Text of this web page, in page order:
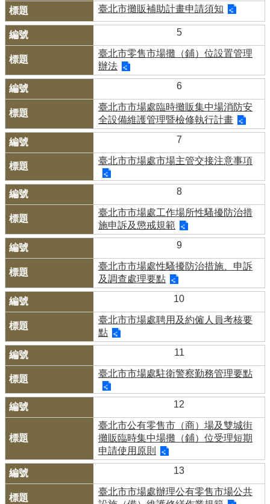
臺北市攤販補助計畫申請須知
5
臺北市零售市場攤（鋪）位設置管理
辦法
6
臺北市市場處臨時攤販集中場消防安
全設備維護管理暨檢修執行計畫
7
臺北市市場處市場主管交接注意事項
8
臺北市市場處工作場所性騷擾防治措
施申訴及懲戒規範
9
臺北市市場處性騷擾防治措施、申訴
及調查處理要點
10
臺北市市場處聘用及約僱人員考核要
點
11
臺北市市場處駐衛警察勤務管理要點
12
臺北市公有零售市（商）場及雙城街
攤販臨時集中場攤（鋪）位受理短期
申請使用原則
13
臺北市市場處辦理公有零售市場公共